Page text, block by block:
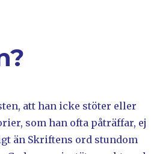
att han icke stöter eller
som han ofta påträffar, ej
än Skriftens ord stundom